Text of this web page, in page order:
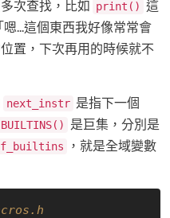
次查找，比如 print() 這
...這個東西我好像常常會
置，下次再用的時候就不
next_instr 是指下一個
BUILTINS()
是巨集，分別是
f_builtins
，就是全域變數